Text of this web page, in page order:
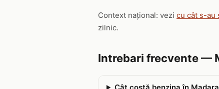
Context național: vezi cu cât s-au
zilnic.
Intrebari frecvente —